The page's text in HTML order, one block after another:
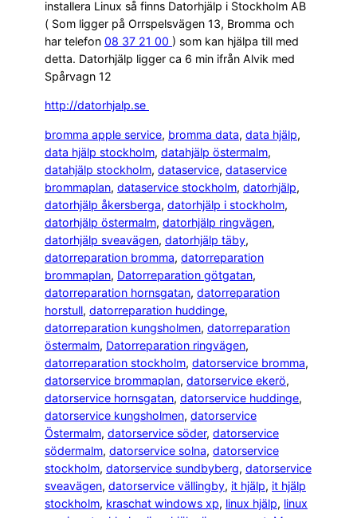
installera Linux så finns Datorhjälp i Stockholm AB
( Som ligger på Orrspelsvägen 13, Bromma och
har telefon 08 37 21 00 ) som kan hjälpa till med
detta. Datorhjälp ligger ca 6 min ifrån Alvik med
Spårvagn 12
http://datorhjalp.se
bromma apple service, bromma data, data hjälp
data hjälp stockholm, datahjälp östermalm
datahjälp stockholm, dataservice, dataservice
brommaplan, dataservice stockholm, datorhjälp
datorhjälp åkersberga, datorhjälp i stockholm
datorhjälp östermalm, datorhjälp ringvägen
datorhjälp sveavägen, datorhjälp täby
datorreparation bromma, datorreparation
brommaplan, Datorreparation götgatan
datorreparation hornsgatan, datorreparation
horstull, datorreparation huddinge
datorreparation kungsholmen, datorreparation
östermalm, Datorreparation ringvägen
datorreparation stockholm, datorservice bromma
datorservice brommaplan, datorservice ekerö
datorservice hornsgatan, datorservice huddinge
datorservice kungsholmen, datorservice
Östermalm, datorservice söder, datorservice
södermalm, datorservice solna, datorservice
stockholm, datorservice sundbyberg, datorservice
sveavägen, datorservice vällingby, it hjälp, it hjälp
stockholm, kraschat windows xp, linux hjälp, linux